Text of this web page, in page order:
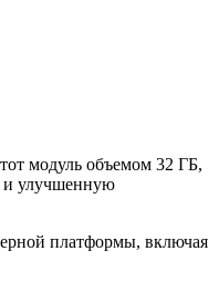
модуль объемом 32 ГБ,
и улучшенную
платформы, включая